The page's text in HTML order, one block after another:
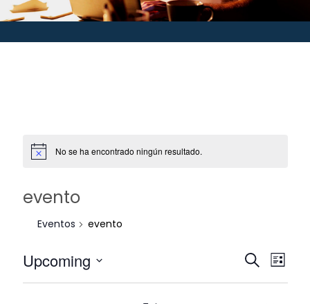
No se ha encontrado ningún resultado.
evento
Eventos evento
y
Buscar
de
List
Upcoming
Seleccionar